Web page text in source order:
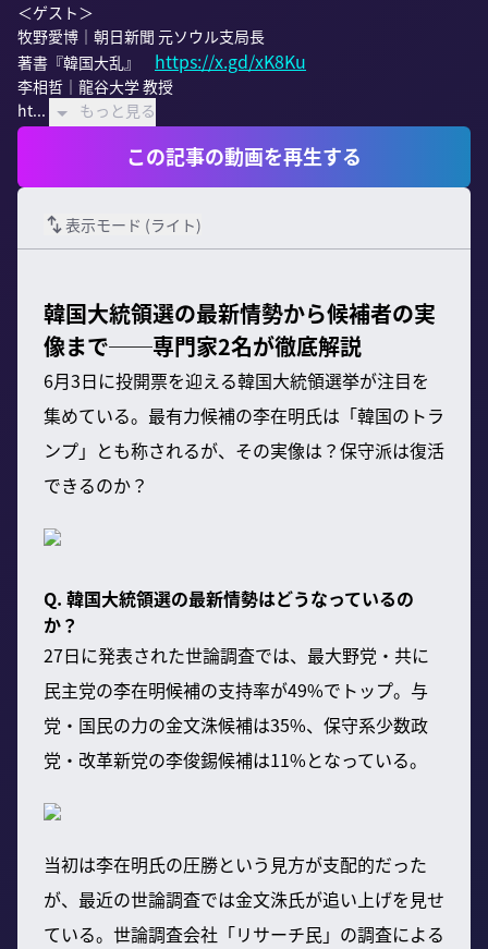
＜ゲスト＞
牧野愛博｜朝日新聞 元ソウル支局長
著書『韓国大乱』 https://x.gd/xK8Ku
李相哲｜龍谷大学 教授
ht...
もっと見る
この記事の動画を再生する
表示モード (ライト)
韓国大統領選の最新情勢から候補者の実
像まで──専門家2名が徹底解説
6月3日に投開票を迎える韓国大統領選挙が注目を
集めている。最有力候補の李在明氏は「韓国のトラ
ンプ」とも称されるが、その実像は？保守派は復活
できるのか？
Q. 韓国大統領選の最新情勢はどうなっているの
か？
27日に発表された世論調査では、最大野党・共に
民主党の李在明候補の支持率が49%でトップ。与
党・国民の力の金文洙候補は35%、保守系少数政
党・改革新党の李俊錫候補は11%となっている。
当初は李在明氏の圧勝という見方が支配的だった
が、最近の世論調査では金文洙氏が追い上げを見せ
ている。世論調査会社「リサーチ民」の調査による